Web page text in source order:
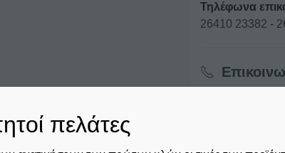
Τηλέφωνα
26410 23382 -
πελάτες